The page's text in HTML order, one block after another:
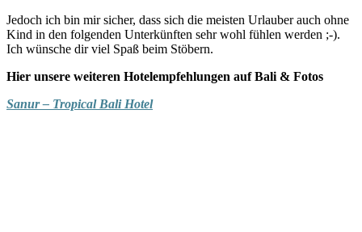
Jedoch ich bin mir sicher, dass sich die meisten Urlauber auch ohne
Kind in den folgenden Unterkünften sehr wohl fühlen werden ;-).
Ich wünsche dir viel Spaß beim Stöbern.
Hier unsere weiteren Hotelempfehlungen auf Bali & Fotos
Sanur – Tropical Bali Hotel